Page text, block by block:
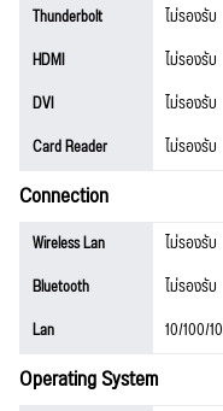
Thunderbolt
ไม่รองรับ
HDMI
ไม่รองรับ
DVI
ไม่รองรับ
Card Reader
ไม่รองรับ
Connection
Wireless Lan
ไม่รองรับ
Bluetooth
ไม่รองรับ
Lan
10/100/
Operating System